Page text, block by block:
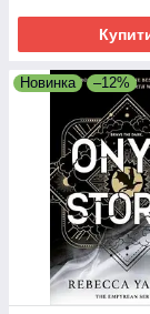
Новинка –12%